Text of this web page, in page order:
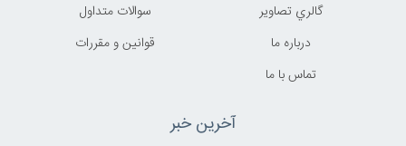
گالري تصاوير
درباره ما
تماس با ما
سوالات متداول
قوانين و مقررات
آخرین خبر